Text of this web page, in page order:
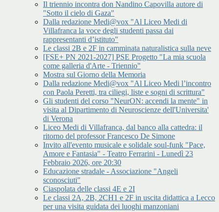
Il triennio incontra don Nandino Capovilla autore di
"Sotto il cielo di Gaza"
Dalla redazione Medi@vox "Al Liceo Medi di
Villafranca la voce degli studenti passa dai
rappresentanti d’istituto"
Le classi 2B e 2F in camminata naturalistica sulla neve
[FSE+ PN 2021-2027] PSE Progetto "La mia scuola
come galleria d'Arte - Triennio"
Mostra sul Giorno della Memoria
Dalla redazione Medi@vox "Al Liceo Medi l’incontro
con Paola Peretti, tra ciliegi, liste e sogni di scrittura"
Gli studenti del corso "NeurON: accendi la mente" in
visita al Dipartimento di Neuroscienze dell'Universita'
di Verona
Liceo Medi di Villafranca, dal banco alla cattedra: il
ritorno del professor Francesco De Simone
Invito all'evento musicale e solidale soul-funk "Pace,
Amore e Fantasia" - Teatro Ferrarini - Lunedì 23
Febbraio 2026, ore 20:30
Educazione stradale - Associazione "Angeli
sconosciuti"
Ciaspolata delle classi 4E e 2I
Le classi 2A, 2B, 2CH1 e 2F in uscita didattica a Lecco
per una visita guidata dei luoghi manzoniani